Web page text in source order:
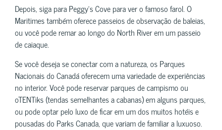
Depois, siga para Peggy’s Cove para ver o famoso farol. O
Maritimes também oferece passeios de observação de baleias,
ou você pode remar ao longo do North River em um passeio
de caiaque.
Se você deseja se conectar com a natureza, os Parques
Nacionais do Canadá oferecem uma variedade de experiências
no interior. Você pode reservar parques de campismo ou
oTENTiks (tendas semelhantes a cabanas) em alguns parques,
ou pode optar pelo luxo de ficar em um dos muitos hotéis e
pousadas do Parks Canada, que variam de familiar a luxuoso.